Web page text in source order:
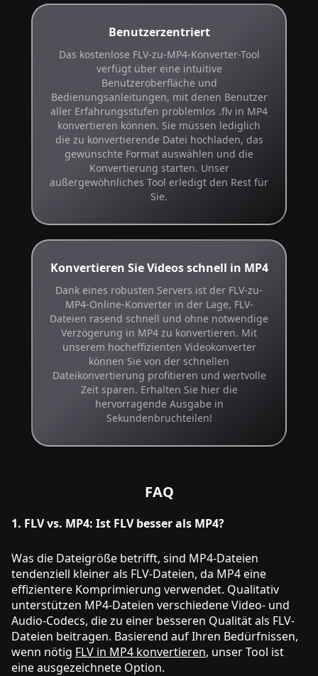
Benutzerzentriert
Das kostenlose FLV-zu-MP4-Konverter-Tool
verfügt über eine intuitive
Benutzeroberfläche und
Bedienungsanleitungen, mit denen Benutzer
aller Erfahrungsstufen problemlos .flv in MP4
konvertieren können. Sie müssen lediglich
die zu konvertierende Datei hochladen, das
gewünschte Format auswählen und die
Konvertierung starten. Unser
außergewöhnliches Tool erledigt den Rest für
Sie.
Konvertieren Sie Videos schnell in MP4
Dank eines robusten Servers ist der FLV-zu-
MP4-Online-Konverter in der Lage, FLV-
Dateien rasend schnell und ohne notwendige
Verzögerung in MP4 zu konvertieren. Mit
unserem hocheffizienten Videokonverter
können Sie von der schnellen
Dateikonvertierung profitieren und wertvolle
Zeit sparen. Erhalten Sie hier die
hervorragende Ausgabe in
Sekundenbruchteilen!
FAQ
1. FLV vs. MP4: Ist FLV besser als MP4?
Was die Dateigröße betrifft, sind MP4-Dateien
tendenziell kleiner als FLV-Dateien, da MP4 eine
effizientere Komprimierung verwendet. Qualitativ
unterstützen MP4-Dateien verschiedene Video- und
Audio-Codecs, die zu einer besseren Qualität als FLV-
Dateien beitragen. Basierend auf Ihren Bedürfnissen,
wenn nötig FLV in MP4 konvertieren, unser Tool ist
eine ausgezeichnete Option.